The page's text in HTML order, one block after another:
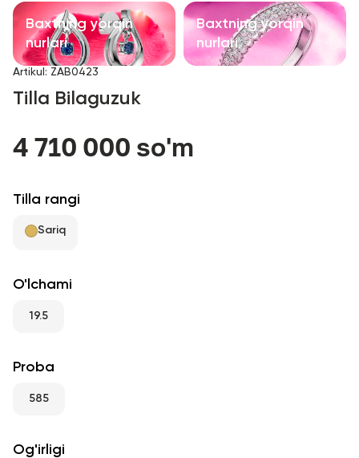
Aksessuarlar
Sevimli
RU
Baxtning yorqin
nurlari
Baxtning yorqin
nurlari
Artikul : ZAB0423
Tilla Bilaguzuk
4 710 000 so'm
Tilla rangi
Sariq
O'lchami
19.5
Proba
585
Og'irligi